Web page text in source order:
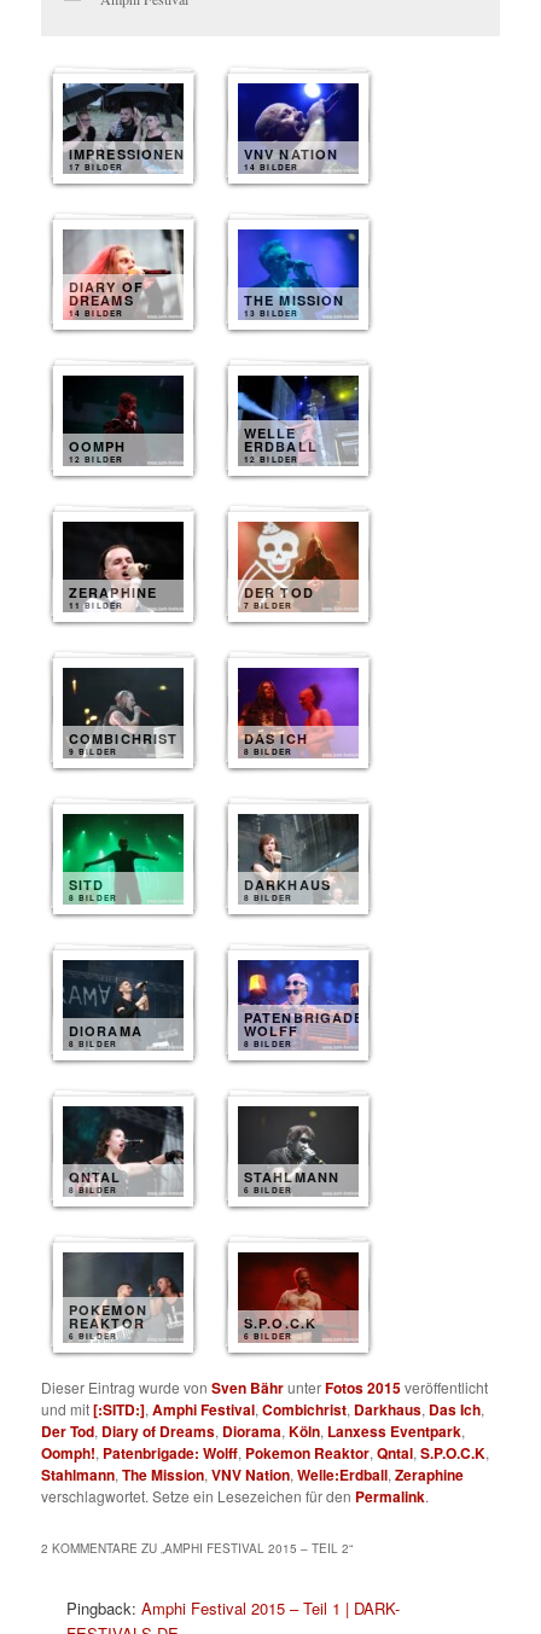
IMPRESSIONEN
17 BILDER
VNV NATION
14 BILDER
DIARY OF
DREAMS
14 BILDER
THE MISSION
13 BILDER
OOMPH
12 BILDER
WELLE
ERDBALL
12 BILDER
ZERAPHINE
11 BILDER
DER TOD
7 BILDER
COMBICHRIST
9 BILDER
DAS ICH
8 BILDER
SITD
8 BILDER
DARKHAUS
8 BILDER
DIORAMA
8 BILDER
PATENBRIGADE
WOLFF
8 BILDER
QNTAL
8 BILDER
STAHLMANN
6 BILDER
POKEMON
REAKTOR
6 BILDER
S.P.O.C.K
6 BILDER
Dieser Eintrag wurde vonSven BährunterFotos 2015veröffentlicht
und mit[:SITD:],Amphi Festival,Combichrist, Darkhaus, Das Ich,
Der Tod, Diary of Dreams, Diorama,Köln, Lanxess Eventpark,
Oomph!, Patenbrigade: Wolff, Pokemon Reaktor,Qntal,S.P.O.C.K,
Stahlmann,The Mission,VNV Nation,Welle:Erdball,Zeraphine
verschlagwortet. Setze ein Lesezeichen für den Permalink.
2 KOMMENTARE ZU „AMPHI FESTIVAL 2015 – TEIL 2“
Pingback:Amphi Festival 2015 – Teil 1 | DARK-